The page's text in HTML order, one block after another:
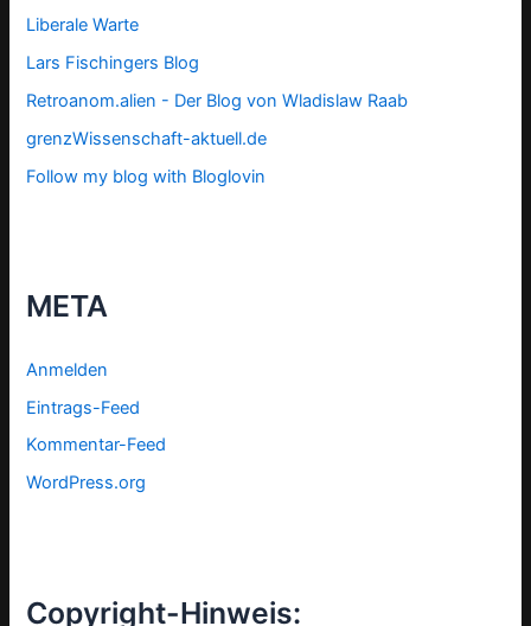
Liberale Warte
Lars Fischingers Blog
Retroanom.alien - Der Blog von Wladislaw Raab
grenzWissenschaft-aktuell.de
Follow my blog with Bloglovin
META
Anmelden
Eintrags-Feed
Kommentar-Feed
WordPress.org
Copyright-Hinweis: